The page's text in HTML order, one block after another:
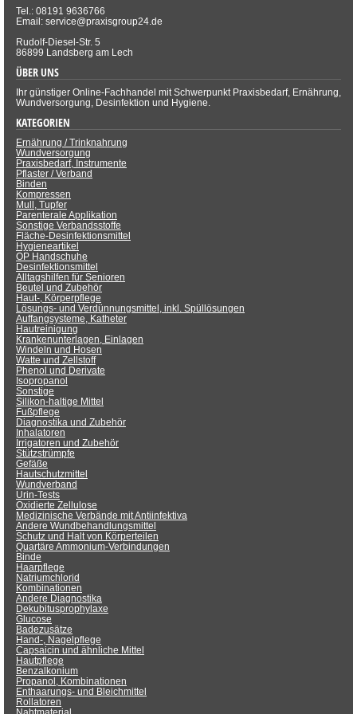
Tel.: 08191 9636766
Email: service@praxisgroup24.de
Rudolf-Diesel-Str. 5
86899 Landsberg am Lech
ÜBER UNS
Ihr günstiger Online-Fachhandel mit Schwerpunkt Praxisbedarf, Ernährung,
Wundversorgung, Desinfektion und Hygiene.
KATEGORIEN
Ernährung / Trinknahrung
Wundversorgung
Praxisbedarf, Instrumente
Pflaster / Verband
Binden
Kompressen
Mull, Tupfer
Parenterale Applikation
Sonstige Verbandsstoffe
Fläche-Desinfektionsmittel
Hygieneartikel
OP Handschuhe
Desinfektionsmittel
Alltagshilfen für Senioren
Beutel und Zubehör
Haut-, Körperpflege
Lösungs- und Verdünnungsmittel, inkl. Spüllösungen
Auffangsysteme, Katheter
Hautreinigung
Krankenunterlagen, Einlagen
Windeln und Hosen
Watte und Zellstoff
Phenol und Derivate
Isopropanol
Sonstige
Silikon-haltige Mittel
Fußpflege
Diagnostika und Zubehör
Inhalatoren
Irrigatoren und Zubehör
Stützstrümpfe
Gefäße
Hautschutzmittel
Wundverband
Urin-Tests
Oxidierte Zellulose
Medizinische Verbände mit Antiinfektiva
Andere Wundbehandlungsmittel
Schutz und Halt von Körperteilen
Quartäre Ammonium-Verbindungen
Binde
Haarpflege
Natriumchlorid
Kombinationen
Andere Diagnostika
Dekubitusprophylaxe
Glucose
Badezusätze
Hand-, Nagelpflege
Capsaicin und ähnliche Mittel
Hautpflege
Benzalkonium
Propanol, Kombinationen
Enthaarungs- und Bleichmittel
Rollatoren